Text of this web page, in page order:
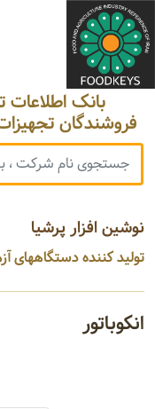
بانک اطلاعات
فروشندگان
نوشین افزار پرشیا
تولید کننده دستگاههای آزمایشگاهی صنایع نوشیدنی و پریفرم ...
انکوباتور